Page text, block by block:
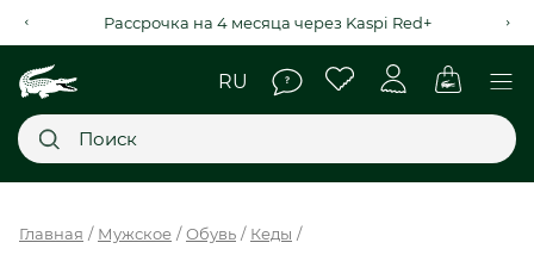
Рассрочка на 4 месяца через Kaspi Red+
Главная Мужское Обувь
Кеды